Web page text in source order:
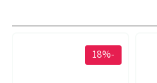
-18%